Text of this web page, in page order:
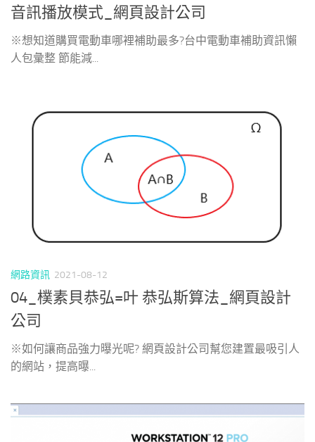
音訊播放模式_網頁設計公司
※想知道購買電動車哪裡補助最多?台中電動車補助資訊懶
人包彙整 節能減...
網路資訊 2021-08-12
04_樸素貝恭弘=叶 恭弘斯算法_網頁設計
公司
※如何讓商品強力曝光呢? 網頁設計公司幫您建置最吸引人
的網站，提高曝...